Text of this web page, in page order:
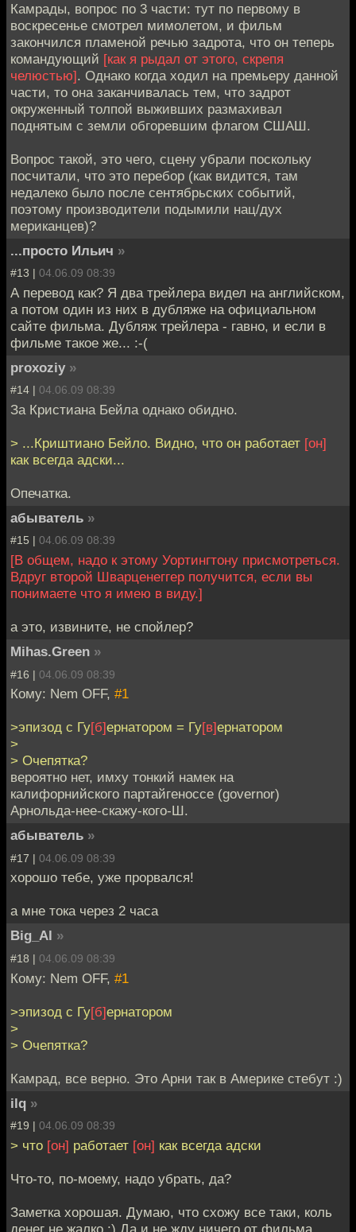
Камрады, вопрос по 3 части: тут по первому в
воскресенье смотрел мимолетом, и фильм
закончился пламеной речью задрота, что он теперь
командующий [как я рыдал от этого, скрепя
челюстью]. Однако когда ходил на премьеру данной
части, то она заканчивалась тем, что задрот
окруженный толпой выживших размахивал
поднятым с земли обгоревшим флагом СШАШ.
Вопрос такой, это чего, сцену убрали поскольку
посчитали, что это перебор (как видится, там
недалеко было после сентябрьских событий,
поэтому производители подымили нац/дух
мериканцев)?
...просто Ильич »
#13 | 04.06.09 08:39
А перевод как? Я два трейлера видел на английском,
а потом один из них в дубляже на официальном
сайте фильма. Дубляж трейлера - гавно, и если в
фильме такое же... :-(
proxoziy »
#14 | 04.06.09 08:39
За Кристиана Бейла однако обидно.
> ...Криштиано Бейло. Видно, что он работает [он]
как всегда адски...
Опечатка.
абыватель »
#15 | 04.06.09 08:39
[В общем, надо к этому Уортингтону присмотреться.
Вдруг второй Шварценеггер получится, если вы
понимаете что я имею в виду.]
а это, извините, не спойлер?
Mihas.Green »
#16 | 04.06.09 08:39
Кому: Nem OFF, #1
>эпизод с Гу[б]ернатором = Гу[в]ернатором
>
> Очепятка?
вероятно нет, имху тонкий намек на
калифорнийского партайгеноссе (governor)
Арнольда-нее-скажу-кого-Ш.
абыватель »
#17 | 04.06.09 08:39
хорошо тебе, уже прорвался!
а мне тока через 2 часа
Big_Al »
#18 | 04.06.09 08:39
Кому: Nem OFF, #1
>эпизод с Гу[б]ернатором
>
> Очепятка?
Камрад, все верно. Это Арни так в Америке стебут :)
ilq »
#19 | 04.06.09 08:39
> что [он] работает [он] как всегда адски
Что-то, по-моему, надо убрать, да?
Заметка хорошая. Думаю, что схожу все таки, коль
денег не жалко :) Да и не жду ничего от фильма.